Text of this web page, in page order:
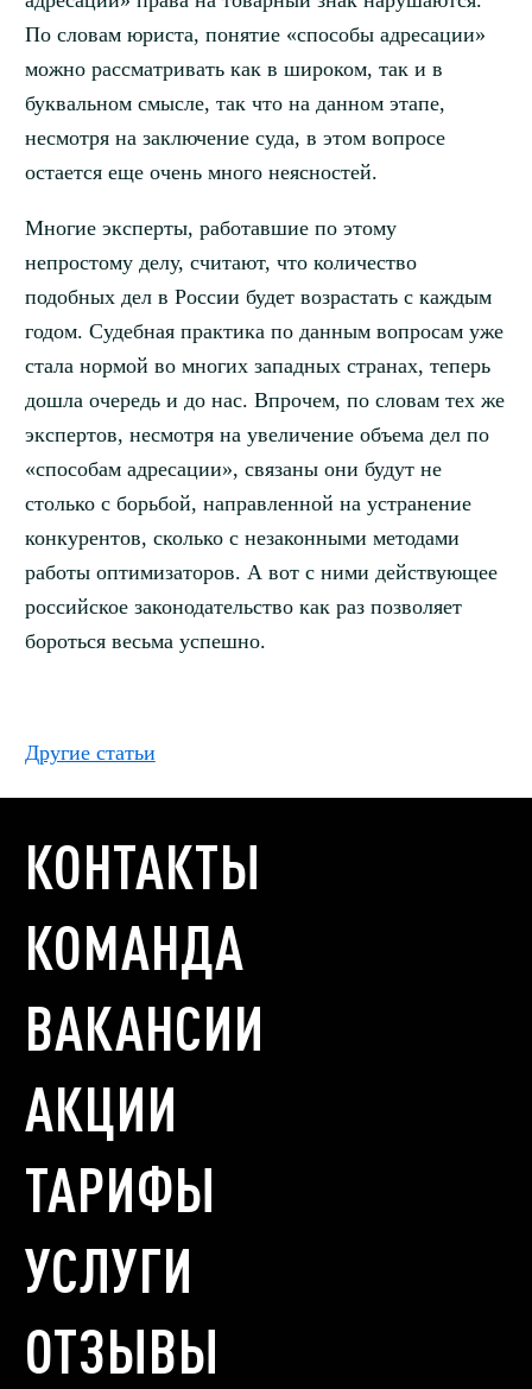
По словам юриста, понятие «способы адресации»
можно рассматривать как в широком, так и в
буквальном смысле, так что на данном этапе,
несмотря на заключение суда, в этом вопросе
остается еще очень много неясностей.
Многие эксперты, работавшие по этому
непростому делу, считают, что количество
подобных дел в России будет возрастать с каждым
годом. Судебная практика по данным вопросам уже
стала нормой во многих западных странах, теперь
дошла очередь и до нас. Впрочем, по словам тех же
экспертов, несмотря на увеличение объема дел по
«способам адресации», связаны они будут не
столько с борьбой, направленной на устранение
конкурентов, сколько с незаконными методами
работы оптимизаторов. А вот с ними действующее
российское законодательство как раз позволяет
бороться весьма успешно.
Другие статьи
КОНТАКТЫ
КОМАНДА
ВАКАНСИИ
АКЦИИ
ТАРИФЫ
УСЛУГИ
ОТЗЫВЫ